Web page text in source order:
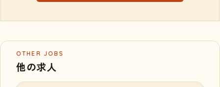
OTHER JOBS
他の求人